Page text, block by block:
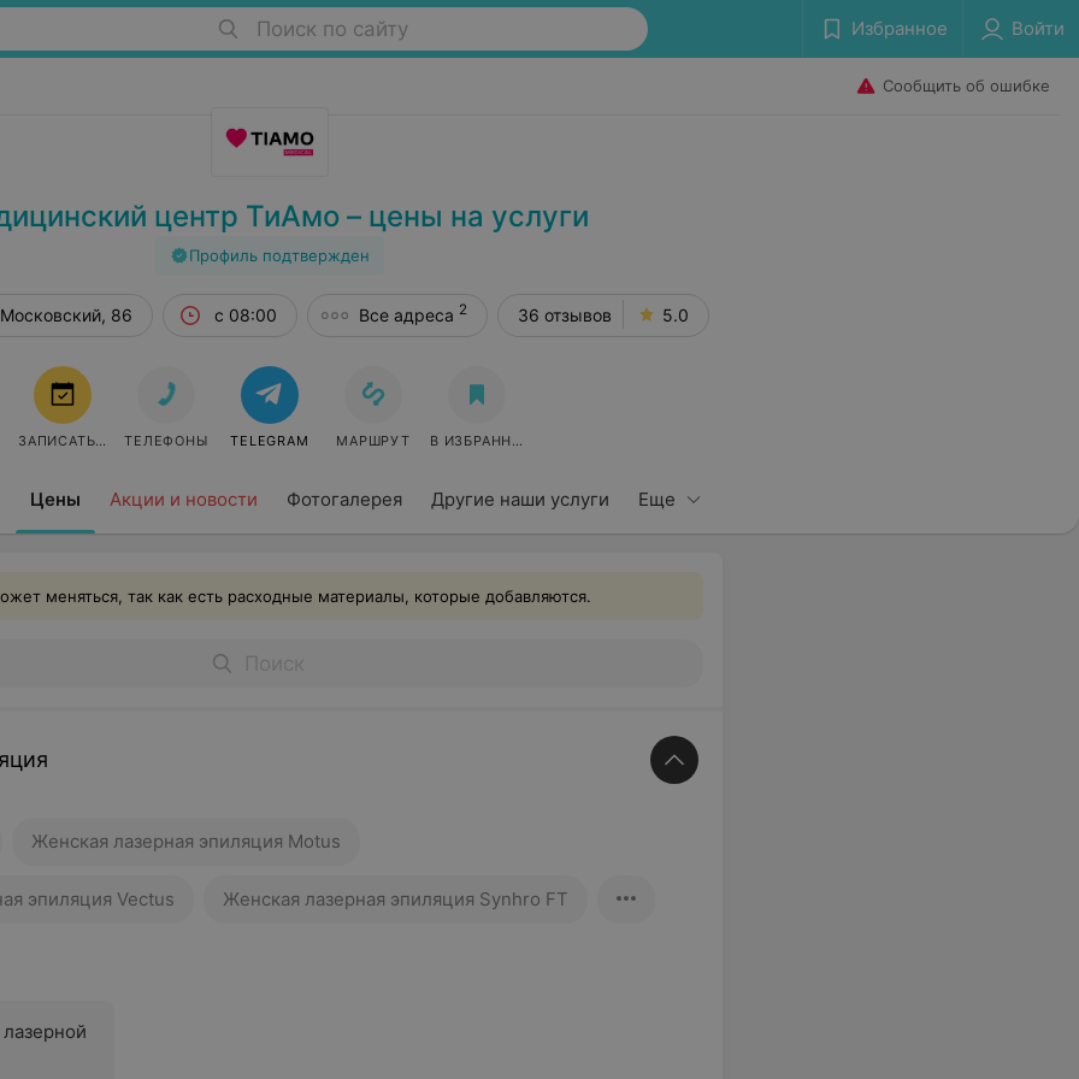
Поиск по сайту Избранное Войти
Сообщить об ошибке
центр ТиАмо – цены на услуги
Профиль подтвержден
Цены Акции и новости Фотогалерея Другие наши услуги Еще
Витебск, пр-т Московский, 86 с 08:00 Все адреса 2 36 отзывов 5.0
ЗАПИСАТЬСЯ ТЕЛЕФОНЫ TELEGRAM МАРШРУТ В ИЗБРАННОЕ
меняться, так как есть расходные материалы, которые добавляются.
Женская лазерная эпиляция Motus
эпиляция Vectus Женская лазерная эпиляция Synhro FT